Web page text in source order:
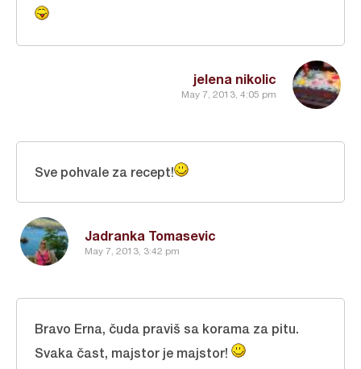
jelena nikolic
May 7, 2013, 4:05 pm
Jadranka Tomasevic
May 7, 2013, 3:42 pm
Sve pohvale za recept!
Bravo Erna, čuda praviš sa korama za pitu.
Svaka čast, majstor je majstor!